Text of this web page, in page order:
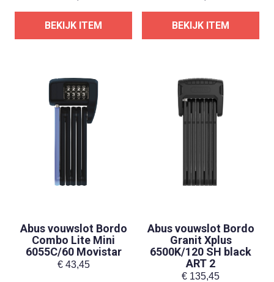
BEKIJK ITEM BEKIJK ITEM
Abus vouwslot Bordo
Combo Lite Mini
6055C/60 Movistar
€43,45
Abus vouwslot Bordo
Granit Xplus
6500K/120 SH black
ART 2
€ 135,45